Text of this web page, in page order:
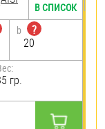
b
?
20
гр.
В СПИСОК